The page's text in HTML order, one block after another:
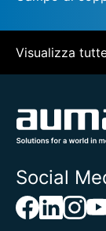
Visualizza
Social